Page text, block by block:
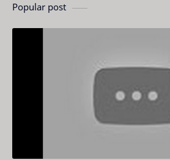
Popular post